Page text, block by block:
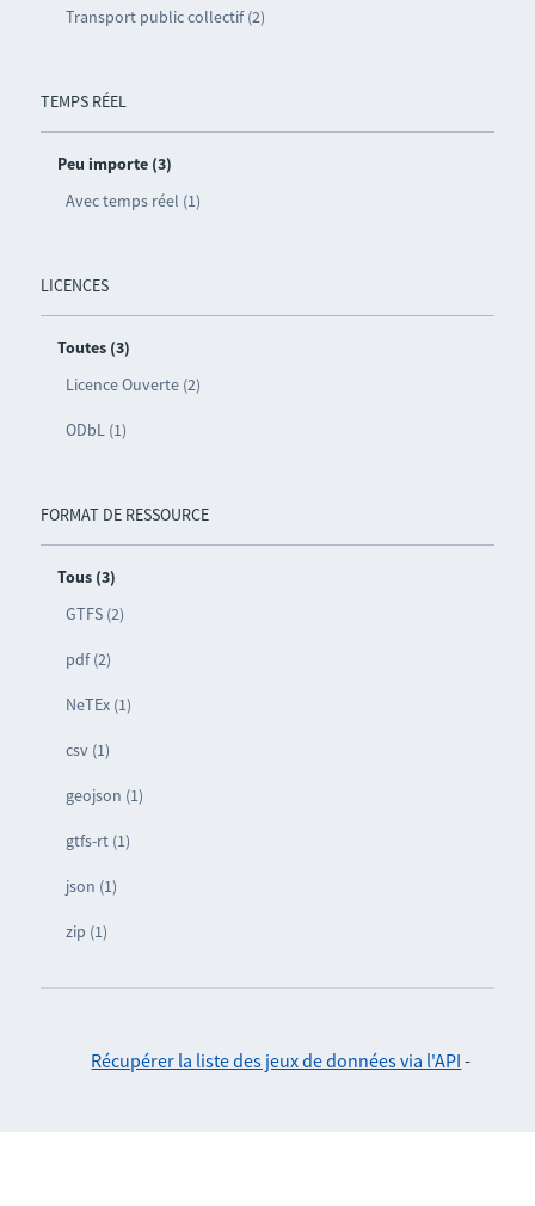
Transport public collectif (2)
TEMPS RÉEL
Peu importe (3)
Avec temps réel (1)
LICENCES
Toutes (3)
Licence Ouverte (2)
ODbL (1)
FORMAT DE RESSOURCE
Tous (3)
GTFS (2)
pdf (2)
NeTEx (1)
csv (1)
geojson (1)
gtfs-rt (1)
json (1)
zip (1)
Récupérer la liste des jeux de données via l'API -